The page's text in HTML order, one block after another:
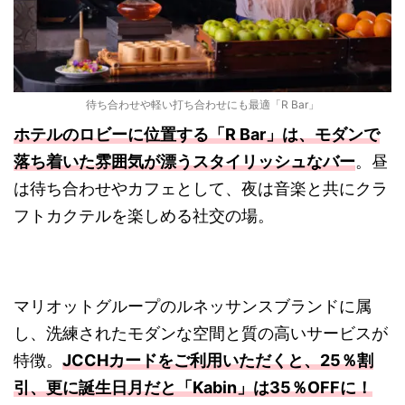
待ち合わせや軽い打ち合わせにも最適「R Bar」
ホテルのロビーに位置する「R Bar」は、モダンで
落ち着いた雰囲気が漂うスタイリッシュなバー。昼
は待ち合わせやカフェとして、夜は音楽と共にクラ
フトカクテルを楽しめる社交の場。
マリオットグループのルネッサンスブランドに属
し、洗練されたモダンな空間と質の高いサービスが
特徴。 JCCHカードをご利用いただくと、25％割
引、更に誕生日月だと「Kabin」は35％OFFに！